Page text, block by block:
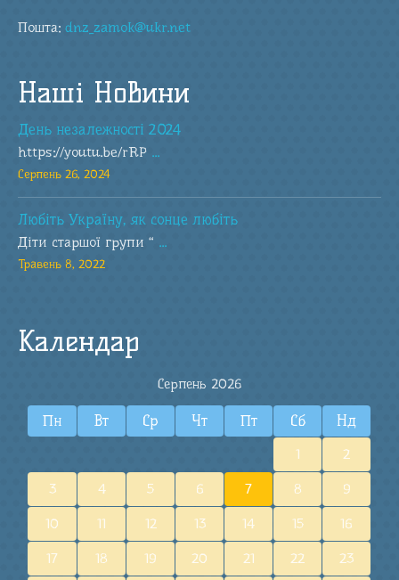
Пошта:dnz_zamok@ukr.net
Наші Новини
День незалежності 2024
https://youtu.be/rRP ...
Серпень 26, 2024
Любіть Україну, як сонце любіть
Діти старшої групи “ ...
Травень 8, 2022
Календар
Серпень 2026
Пн Вт Ср Чт Пт Сб Нд
1 2
3 4 5 6 7 8 9
10 11 12 13 14 15 16
17 18 19 20 21 22 23